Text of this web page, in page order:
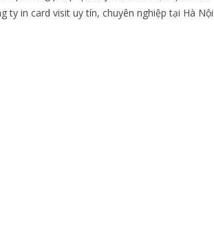
ty in card visit uy tín, chuyên nghiệp tại Hà Nội